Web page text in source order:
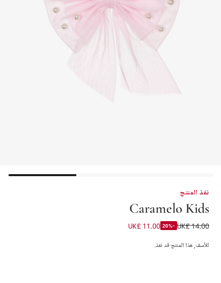
نفذ المنتج
Caramelo Kids
مشبك شعر بفيونكة تول لون زهري (16 سم)
UK£ 14.00
-20%
UK£ 11.00
للأسف, هذا المنتج قد نفذ.